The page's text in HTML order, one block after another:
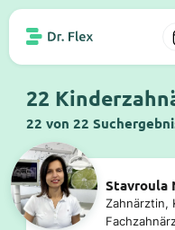
22
22 von 22
Stavroula
Zahnärztin,